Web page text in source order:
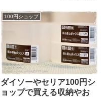
る黄色くてペンギンが目印の店
で青いキラキラのラメで覆われ
た可愛い小物入れ&...
100円ショップ
ダイソーやセリア100円シ
ョップで買える収納やお